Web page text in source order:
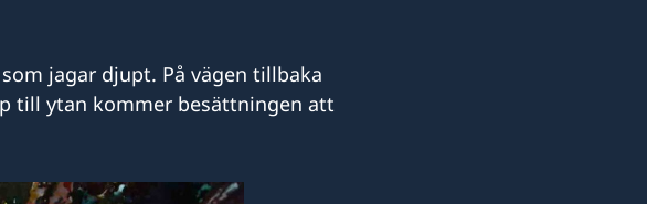
jagar djupt. På vägen tillbaka
till ytan kommer besättningen att